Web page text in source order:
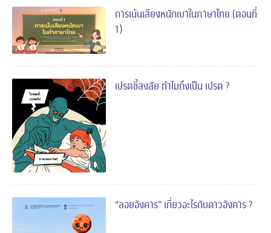
การเน้นเสียงหนักเบาในภาษาไทย (ตอนที่
1)
เปรตขี้สงสัย ทำไมถึงเป็น เปรต ?
“ลอยอังคาร” เกี่ยวอะไรกับดาวอังคาร ?